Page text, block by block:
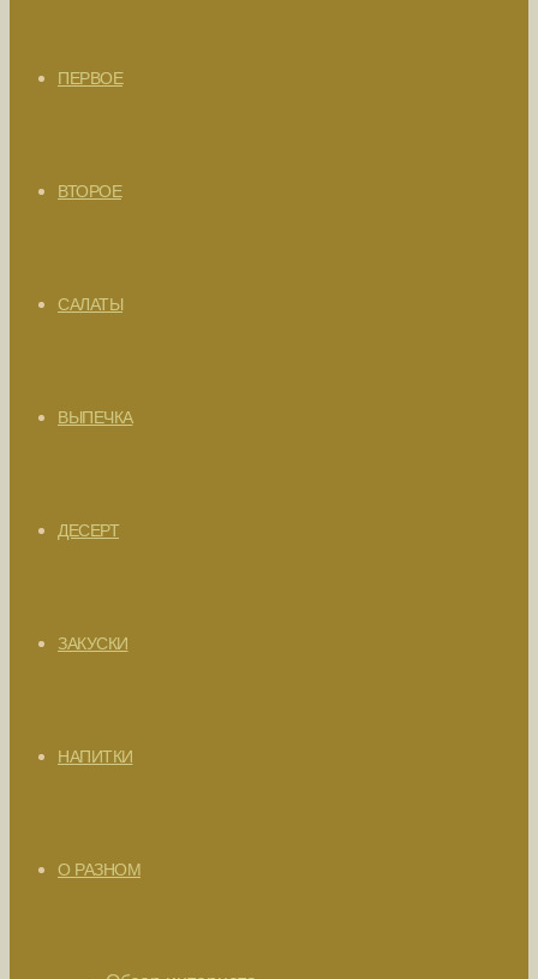
ПЕРВОЕ
ВТОРОЕ
САЛАТЫ
ВЫПЕЧКА
ДЕСЕРТ
ЗАКУСКИ
НАПИТКИ
О РАЗНОМ